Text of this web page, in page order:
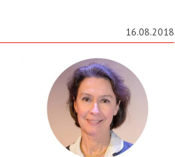
16.08.2018